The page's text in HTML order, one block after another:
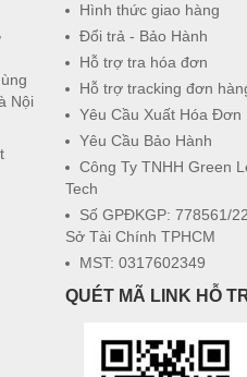
Nội
Hình thức giao hàng
Đổi trả - Bảo Hành
Hỗ trợ tra hóa đơn
Hỗ trợ tracking đơn
Yêu Cầu Xuất Hóa Đơn
Yêu Cầu Bảo Hành
Công Ty TNHH Green
Tech
Số GPĐKGP: 778561/22
Sở Tài Chính TPHCM
MST: 0317602349
QUÉT MÃ LINK HỖ